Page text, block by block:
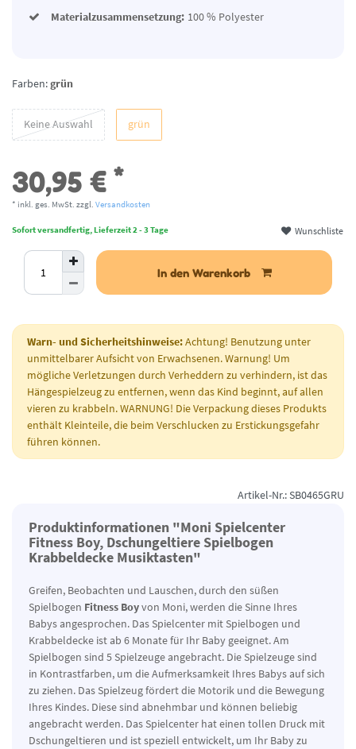
Materialzusammensetzung: 100 % Polyester
Farben:grün
Keine Auswahl grün
30,95 € *
* inkl. ges. MwSt. zzgl. Versandkosten
Sofort versandfertig, Lieferzeit 2 - 3 Tage Wunschliste
In den Warenkorb
Warn- und Sicherheitshinweise:Achtung! Benutzung unter
unmittelbarer Aufsicht von Erwachsenen. Warnung! Um
mögliche Verletzungen durch Verheddern zu verhindern, ist das
Hängespielzeug zu entfernen, wenn das Kind beginnt, auf allen
vieren zu krabbeln. WARNUNG! Die Verpackung dieses Produkts
enthält Kleinteile, die beim Verschlucken zu Erstickungsgefahr
führen können.
Artikel-Nr.: SB0465GRU
Produktinformationen "Moni Spielcenter
Fitness Boy, Dschungeltiere Spielbogen
Krabbeldecke Musiktasten"
Greifen, Beobachten und Lauschen, durch den süßen
Spielbogen Fitness Boyvon Moni, werden die Sinne Ihres
Babys angesprochen. Das Spielcenter mit Spielbogen und
Krabbeldecke ist ab 6 Monate für Ihr Baby geeignet. Am
Spielbogen sind 5 Spielzeuge angebracht. Die Spielzeuge sind
in Kontrastfarben, um die Aufmerksamkeit Ihres Babys auf sich
zu ziehen. Das Spielzeug fördert die Motorik und die Bewegung
Ihres Kindes. Diese sind abnehmbar und können beliebig
angebracht werden. Das Spielcenter hat einen tollen Druck mit
Dschungeltieren und ist speziell entwickelt, um Ihr Baby zu